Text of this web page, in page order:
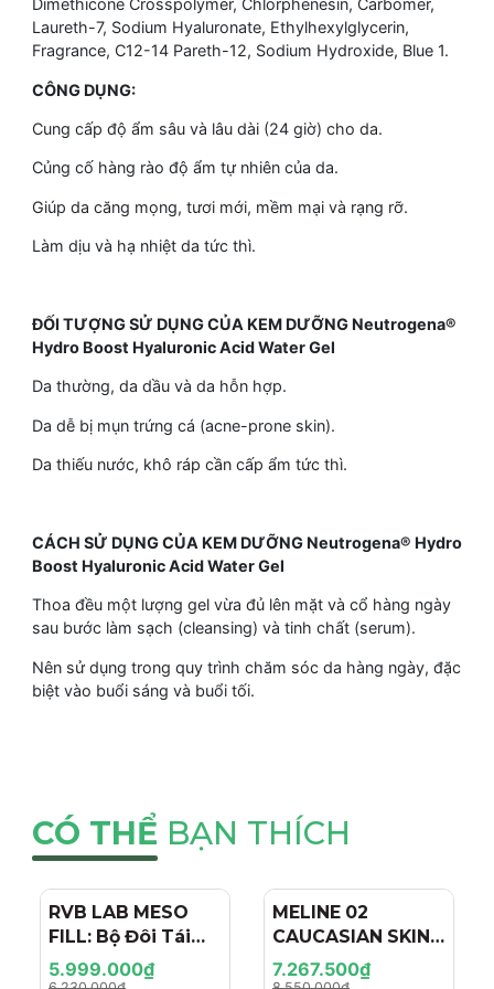
Dimethicone Crosspolymer, Chlorphenesin, Carbomer,
Laureth-7, Sodium Hyaluronate, Ethylhexylglycerin,
Fragrance, C12-14 Pareth-12, Sodium Hydroxide, Blue 1.
CÔNG DỤNG:
Cung cấp độ ẩm sâu và lâu dài (24 giờ) cho da.
Củng cố hàng rào độ ẩm tự nhiên của da.
Giúp da căng mọng, tươi mới, mềm mại và rạng rỡ.
Làm dịu và hạ nhiệt da tức thì.
ĐỐI TƯỢNG SỬ DỤNG CỦA KEM DƯỠNG Neutrogena®
Hydro Boost Hyaluronic Acid Water Gel
Da thường, da dầu và da hỗn hợp.
Da dễ bị mụn trứng cá (acne-prone skin).
Da thiếu nước, khô ráp cần cấp ẩm tức thì.
CÁCH SỬ DỤNG CỦA KEM DƯỠNG Neutrogena® Hydro
Boost Hyaluronic Acid Water Gel
Thoa đều một lượng gel vừa đủ lên mặt và cổ hàng ngày
sau bước làm sạch (cleansing) và tinh chất (serum).
Nên sử dụng trong quy trình chăm sóc da hàng ngày, đặc
biệt vào buổi sáng và buổi tối.
CÓ THỂ BẠN THÍCH
- 4%
RVB LAB MESO
FILL: Bộ Đôi Tái
Tạo & Nâng Cơ
5.999.000₫
MELINE 02
CAUCASIAN SKIN
DAY/NIGHT / BỘ
7.267.500₫